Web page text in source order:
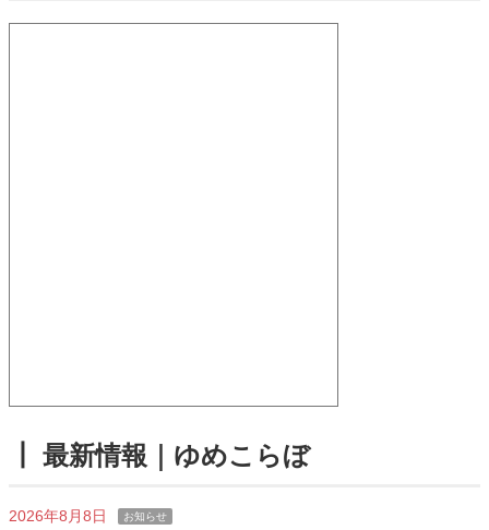
┃ 最新情報｜ゆめこらぼ
2026年8月8日 お知らせ